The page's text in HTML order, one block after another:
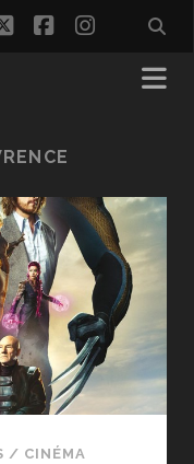
twitterfacebook
/ CINÉMA